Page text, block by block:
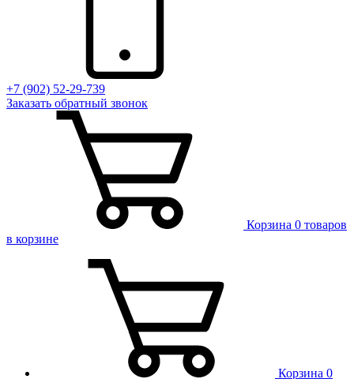
+7 (902) 52-29-739
Заказать обратный звонок
Корзина 0 товаров
в корзине
Корзина 0